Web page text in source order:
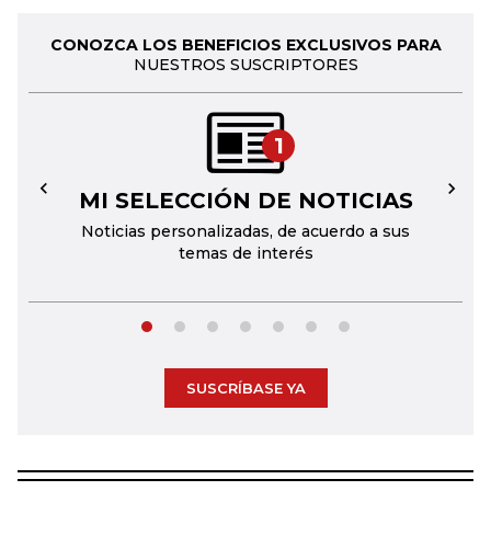
CONOZCA LOS BENEFICIOS EXCLUSIVOS PARA
NUESTROS SUSCRIPTORES
1
MI SELECCIÓN DE NOTICIAS
Noticias personalizadas, de acuerdo a sus
temas de interés
← →
SUSCRÍBASE YA